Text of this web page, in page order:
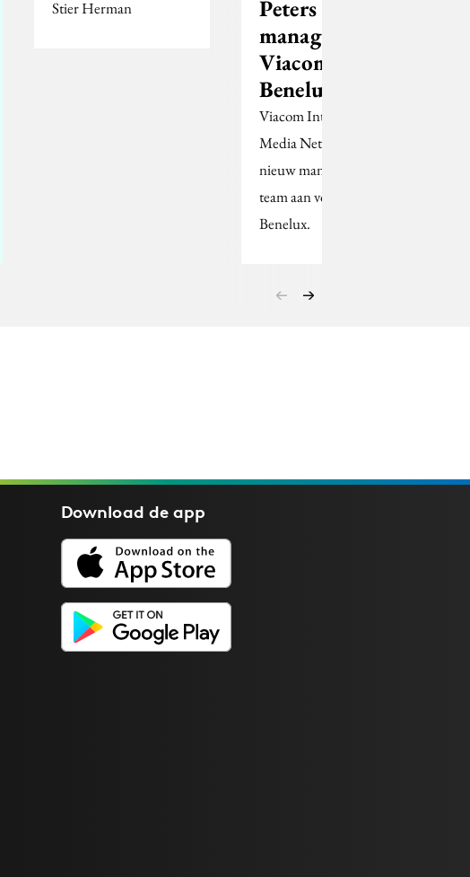
Stier Herman
Peters in
managementteam
Viacom
Benelux
Viacom International
Media Networks stelt
nieuw management
team aan voor de
Benelux.
Download deapp